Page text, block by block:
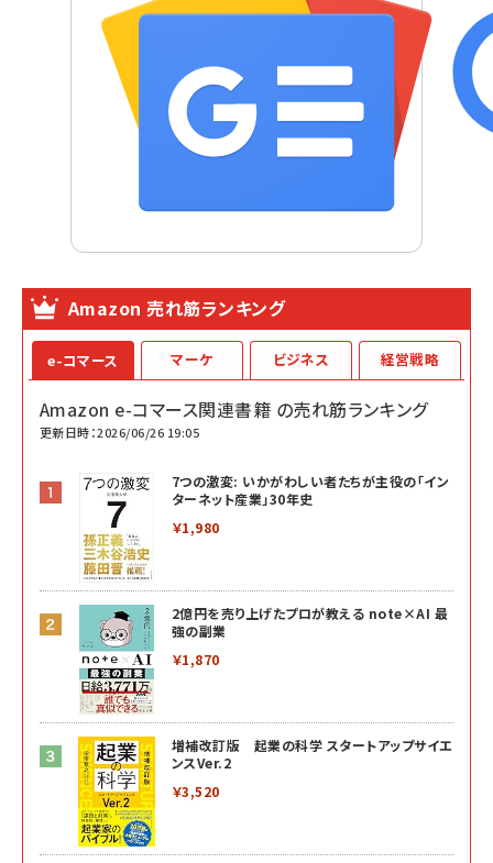
Amazon 売れ筋ランキング
e-コマース
Amazon e-コマース関連書籍 の売れ筋ランキング
更新日時：2026/06/26 19:05
7つの激変: いかがわしい者たちが主役の「イン
ターネット産業」30年史
￥1,980
2億円を売り上げたプロが教える note×AI 最
強の副業
￥1,870
増補改訂版 起業の科学 スタートアップサイエ
ンスVer.2
￥3,520
マーケ ビジネス 経営戦略